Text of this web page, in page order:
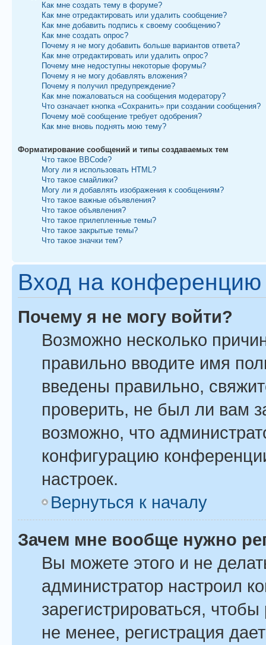
Как мне создать тему в форуме?
Как мне отредактировать или удалить сообщение?
Как мне добавить подпись к своему сообщению?
Как мне создать опрос?
Почему я не могу добавить больше вариантов ответа?
Как мне отредактировать или удалить опрос?
Почему мне недоступны некоторые форумы?
Почему я не могу добавлять вложения?
Почему я получил предупреждение?
Как мне пожаловаться на сообщения модератору?
Что означает кнопка «Сохранить» при создании сообщения?
Почему моё сообщение требует одобрения?
Как мне вновь поднять мою тему?
Форматирование сообщений и типы создаваемых тем
Что такое BBCode?
Могу ли я использовать HTML?
Что такое смайлики?
Могу ли я добавлять изображения к сообщениям?
Что такое важные объявления?
Что такое объявления?
Что такое прилепленные темы?
Что такое закрытые темы?
Что такое значки тем?
Вход на конференцию
Почему я не могу войти?
Возможно несколько
правильно вводите имя
введены правильно,
проверить, не был ли вам
возможно, что
конфигурацию
настроек.
Вернуться к началу
Зачем мне вообще нужно
Вы можете этого и не
администратор настроил
зарегистрироваться,
не менее, регистрация